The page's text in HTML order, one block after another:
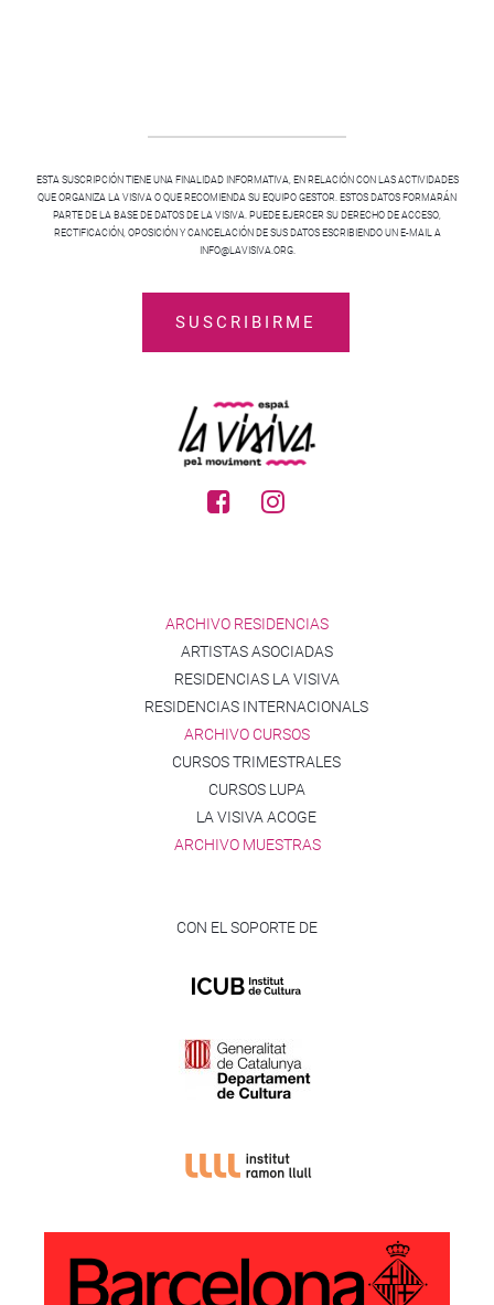
ESTA SUSCRIPCIÓN TIENE UNA FINALIDAD INFORMATIVA, EN RELACIÓN CON LAS ACTIVIDADES
QUE ORGANIZA LA VISIVA O QUE RECOMIENDA SU EQUIPO GESTOR. ESTOS DATOS FORMARÁN
PARTE DE LA BASE DE DATOS DE LA VISIVA. PUEDE EJERCER SU DERECHO DE ACCESO,
RECTIFICACIÓN, OPOSICIÓN Y CANCELACIÓN DE SUS DATOS ESCRIBIENDO UN E-MAIL A
INFO@LAVISIVA.ORG.
ARCHIVO RESIDENCIAS
ARTISTAS ASOCIADAS
RESIDENCIAS LA VISIVA
RESIDENCIAS INTERNACIONALS
ARCHIVO CURSOS
CURSOS TRIMESTRALES
CURSOS LUPA
LA VISIVA ACOGE
ARCHIVO MUESTRAS
CON EL SOPORTE DE